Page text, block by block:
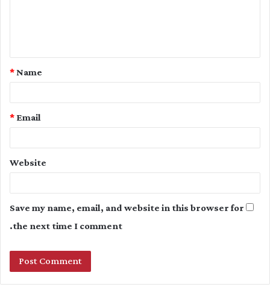
t
Name
*
Email
*
Website
Save my name, email, and website in this browser for
the next time I comment.